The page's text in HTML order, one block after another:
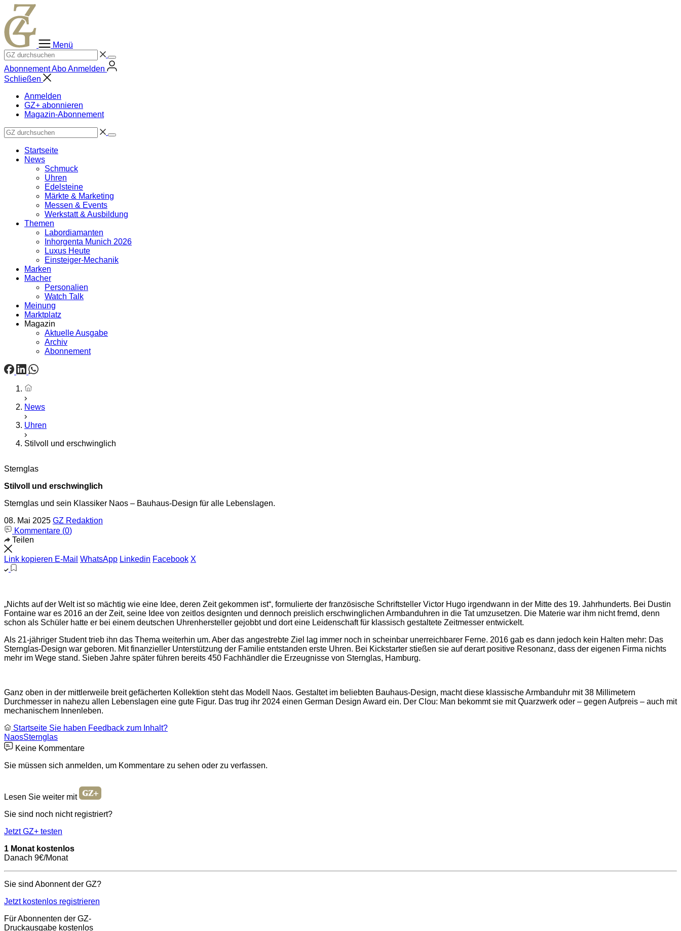
Zum
Inhalt
springen
Menü
AbonnementAboAnmelden
Schließen
Anmelden
GZ+ abonnieren
Magazin-Abonnement
Startseite
News
Schmuck
Uhren
Edelsteine
Märkte & Marketing
Messen & Events
Werkstatt & Ausbildung
Themen
Labordiamanten
Inhorgenta Munich 2026
Luxus Heute
Einsteiger-Mechanik
Marken
Macher
Personalien
Watch Talk
Meinung
Marktplatz
Magazin
Aktuelle Ausgabe
Archiv
Abonnement
Startseite
News
Uhren
Stilvoll und erschwinglich
Sternglas
Stilvoll und erschwinglich
Sternglas und sein Klassiker Naos – Bauhaus-Design für alle Lebenslagen.
08. Mai 2025 GZ Redaktion
Kommentare (0)
Teilen
Link kopieren E-Mail WhatsApp Linkedin Facebook X
„Nichts auf der Welt ist so mächtig wie eine Idee, deren Zeit gekommen ist“, formulierte der französische Schriftsteller Victor Hugo irgendwann in der Mitte des 19. Jahrhunderts. Bei Dustin
Fontaine war es 2016 an der Zeit, seine Idee von zeitlos designten und dennoch preislich erschwinglichen Armbanduhren in die Tat umzusetzen. Die Materie war ihm nicht fremd, denn
schon als Schüler hatte er bei einem deutschen Uhrenhersteller gejobbt und dort eine Leidenschaft für klassisch gestaltete Zeitmesser entwickelt.
Als 21-jähriger Student trieb ihn das Thema weiterhin um. Aber das angestrebte Ziel lag immer noch in scheinbar unerreichbarer Ferne. 2016 gab es dann jedoch kein Halten mehr: Das
Sternglas-Design war geboren. Mit finanzieller Unterstützung der Familie entstanden erste Uhren. Bei Kickstarter stießen sie auf derart positive Resonanz, dass der eigenen Firma nichts
mehr im Wege stand. Sieben Jahre später führen bereits 450 Fachhändler die Erzeugnisse von Sternglas, Hamburg.
Ganz oben in der mittlerweile breit gefächerten Kollektion steht das Modell Naos. Gestaltet im beliebten Bauhaus-Design, macht diese klassische Armbanduhr mit 38 Millimetern
Durchmesser in nahezu allen Lebenslagen eine gute Figur. Das trug ihr 2024 einen German Design Award ein. Der Clou: Man bekommt sie mit Quarzwerk oder – gegen Aufpreis – auch mit
mechanischem Innenleben.
Startseite Sie haben Feedback zum Inhalt?
NaosSternglas
Keine Kommentare
Sie müssen sich anmelden, um Kommentare zu sehen oder zu verfassen.
Lesen Sie weiter mit
Sie sind noch nicht registriert?
Jetzt GZ+ testen
1 Monat kostenlos
Danach 9€/Monat
Sie sind Abonnent der GZ?
Jetzt kostenlos registrieren
Für Abonnenten der GZ-
Druckausgabe kostenlos